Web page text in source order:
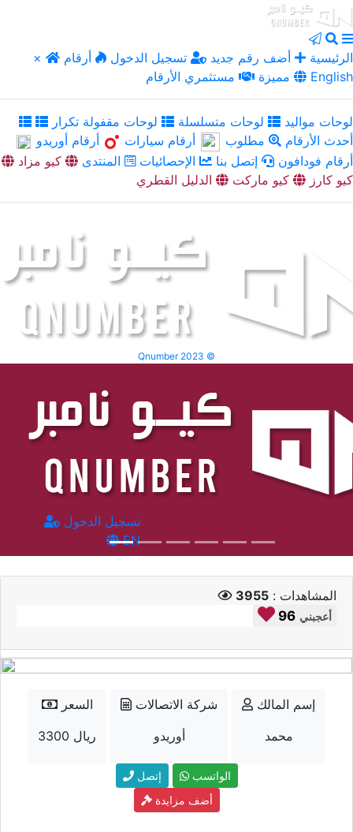
× الرئيسية أضف رقم جديد تسجيل الدخول
أرقام
مميزة
مستثمري الأرقام English
لوحات مواليد لوحات متسلسلة
لوحات مقفولة تكرار
أحدث الأرقام
مطلوب أرقام سيارات
أرقام أوريدو
أرقام فودافون
إتصل بنا الإحصائيات المنتدى
كيو مزاد
كيو كارز
كيو ماركت الدليل القطري
Qnumber 2023 ©
تسجيل الدخول
EN
المشاهدات : 3955
96 أعجبني
السعر
3300 ريال
شركة الاتصالات
أوريدو
إسم المالك
محمد
إتصل
الواتسب
أضف مزايدة